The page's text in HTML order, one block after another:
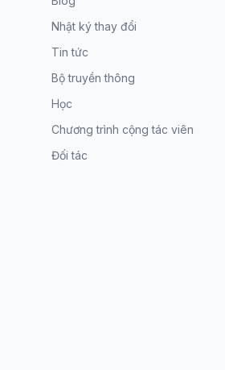
Nhật ký thay đổi
Tin tức
Bộ truyền thông
Học
Chương trình cộng tác viên
Đối tác